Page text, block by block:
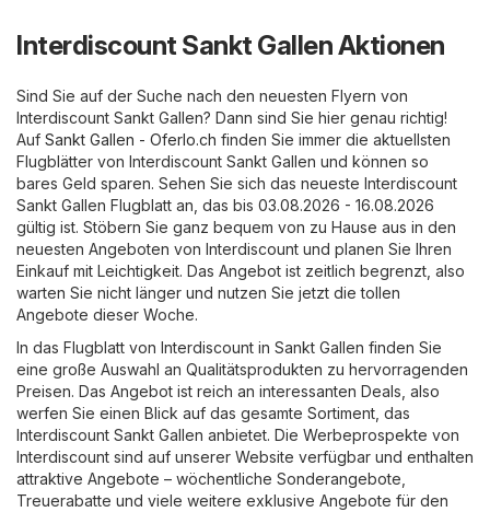
Interdiscount Sankt Gallen Aktionen
Sind Sie auf der Suche nach den neuesten Flyern von
Interdiscount Sankt Gallen? Dann sind Sie hier genau richtig!
Auf Sankt Gallen - Oferlo.ch finden Sie immer die aktuellsten
Flugblätter von Interdiscount Sankt Gallen und können so
bares Geld sparen. Sehen Sie sich das neueste Interdiscount
Sankt Gallen Flugblatt an, das bis 03.08.2026 - 16.08.2026
gültig ist. Stöbern Sie ganz bequem von zu Hause aus in den
neuesten Angeboten von Interdiscount und planen Sie Ihren
Einkauf mit Leichtigkeit. Das Angebot ist zeitlich begrenzt, also
warten Sie nicht länger und nutzen Sie jetzt die tollen
Angebote dieser Woche.
In das Flugblatt von Interdiscount in Sankt Gallen finden Sie
eine große Auswahl an Qualitätsprodukten zu hervorragenden
Preisen. Das Angebot ist reich an interessanten Deals, also
werfen Sie einen Blick auf das gesamte Sortiment, das
Interdiscount Sankt Gallen anbietet. Die Werbeprospekte von
Interdiscount sind auf unserer Website verfügbar und enthalten
attraktive Angebote – wöchentliche Sonderangebote,
Treuerabatte und viele weitere exklusive Angebote für den